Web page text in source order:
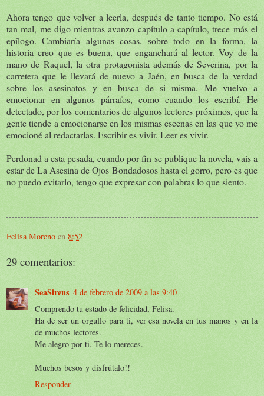
Ahora tengo que volver a leerla, después de tanto tiempo. No está
tan mal, me digo mientras avanzo capítulo a capítulo, trece más el
epílogo. Cambiaría algunas cosas, sobre todo en la forma, la
historia creo que es buena, que enganchará al lector. Voy de la
mano de Raquel, la otra protagonista además de Severina, por la
carretera que le llevará de nuevo a Jaén, en busca de la verdad
sobre los asesinatos y en busca de si misma. Me vuelvo a
emocionar en algunos párrafos, como cuando los escribí. He
detectado, por los comentarios de algunos lectores próximos, que la
gente tiende a emocionarse en los mismas escenas en las que yo me
emocioné al redactarlas. Escribir es vivir. Leer es vivir.
Perdonad a esta pesada, cuando por fin se publique la novela, vais a
estar de La Asesina de Ojos Bondadosos hasta el gorro, pero es que
no puedo evitarlo, tengo que expresar con palabras lo que siento.
Felisa Moreno en 8:52
29 comentarios:
SeaSirens 4 de febrero de 2009 a las 9:40
Comprendo tu estado de felicidad, Felisa.
Ha de ser un orgullo para ti, ver esa novela en tus manos y en la
de muchos lectores.
Me alegro por ti. Te lo mereces.
Muchos besos y disfrútalo!!
Responder